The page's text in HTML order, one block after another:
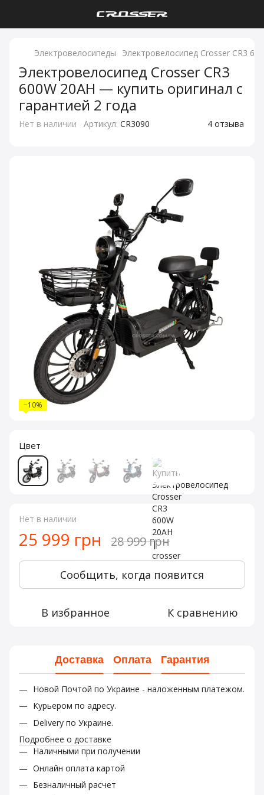
Электровелосипеды Электровелосипед Crosser CR3
Электровелосипед Crosser CR3
600W 20AH — купить оригинал с
гарантией 2 года
Нет в наличии Артикул: CR3090 4 отзыва
−10%
Цвет
Нет в наличии
25 999 грн 28 999 грн
Сообщить, когда появится
В избранное К сравнению
Доставка Оплата Гарантия
Новой Почтой по Украине - наложенным платежом.
Курьером по адресу.
Delivery по Украине.
Подробнее о доставке
Наличными при получении
Онлайн оплата картой
Безналичный расчет